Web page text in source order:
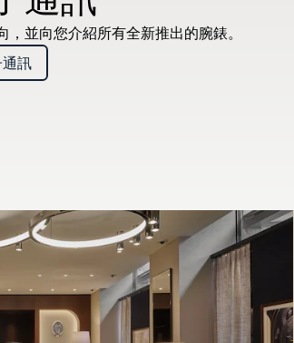
並向您介紹所有全新推出的腕錶。
訊